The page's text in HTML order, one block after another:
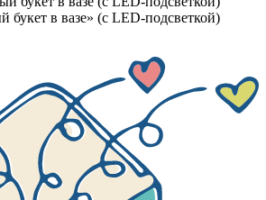
бу­кет в ва­зе» (с LED-под­свет­кой)